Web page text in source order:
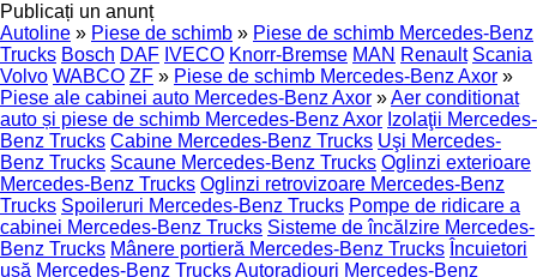
Publicați un anunț
Autoline » Piese de schimb » Piese de schimb Mercedes-Benz
Trucks Bosch DAF IVECO Knorr-Bremse MAN Renault Scania
Volvo WABCO ZF » Piese de schimb Mercedes-Benz Axor »
Piese ale cabinei auto Mercedes-Benz Axor »Aer conditionat
auto și piese de schimb Mercedes-Benz Axor Izolaţii Mercedes-
Benz Trucks Cabine Mercedes-Benz Trucks Uşi Mercedes-
Benz Trucks Scaune Mercedes-Benz Trucks Oglinzi exterioare
Mercedes-Benz Trucks Oglinzi retrovizoare Mercedes-Benz
Trucks Spoileruri Mercedes-Benz Trucks Pompe de ridicare a
cabinei Mercedes-Benz Trucks Sisteme de încălzire Mercedes-
Benz Trucks Mânere portieră Mercedes-Benz Trucks Încuietori
ușă Mercedes-Benz TrucksAutoradiouri Mercedes-Benz